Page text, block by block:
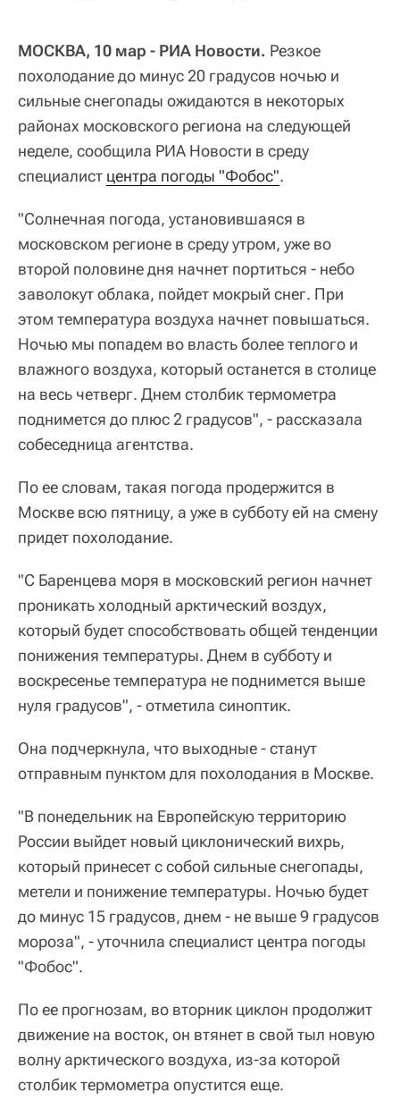
МОСКВА, 10 мар - РИА Новости. Резкое
похолодание до минус 20 градусов ночью и
сильные снегопады ожидаются в некоторых
районах московского региона на следующей
неделе, сообщила РИА Новости в среду
специалист центра погоды "Фобос".
"Солнечная погода, установившаяся в
московском регионе в среду утром, уже во
второй половине дня начнет портиться - небо
заволокут облака, пойдет мокрый снег. При
этом температура воздуха начнет повышаться.
Ночью мы попадем во власть более теплого и
влажного воздуха, который останется в столице
на весь четверг. Днем столбик термометра
поднимется до плюс 2 градусов", - рассказала
собеседница агентства.
По ее словам, такая погода продержится в
Москве всю пятницу, а уже в субботу ей на смену
придет похолодание.
"С Баренцева моря в московский регион начнет
проникать холодный арктический воздух,
который будет способствовать общей тенденции
понижения температуры. Днем в субботу и
воскресенье температура не поднимется выше
нуля градусов", - отметила синоптик.
Она подчеркнула, что выходные - станут
отправным пунктом для похолодания в Москве.
"В понедельник на Европейскую территорию
России выйдет новый циклонический вихрь,
который принесет с собой сильные снегопады,
метели и понижение температуры. Ночью будет
до минус 15 градусов, днем - не выше 9 градусов
мороза", - уточнила специалист центра погоды
"Фобос".
По ее прогнозам, во вторник циклон продолжит
движение на восток, он втянет в свой тыл новую
волну арктического воздуха, из-за которой
столбик термометра опустится еще.